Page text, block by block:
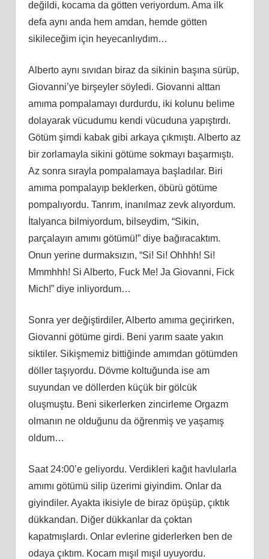
değildi, kocama da götten veriyordum. Ama ilk
defa aynı anda hem amdan, hemde götten
sikileceğim için heyecanlıydım…
Alberto aynı sıvıdan biraz da sikinin başına sürüp,
Giovanni’ye birşeyler söyledi. Giovanni alttan
amıma pompalamayı durdurdu, iki kolunu belime
dolayarak vücudumu kendi vücuduna yapıştırdı.
Götüm şimdi kabak gibi arkaya çıkmıştı. Alberto az
bir zorlamayla sikini götüme sokmayı başarmıştı.
Az sonra sırayla pompalamaya başladılar. Biri
amıma pompalayıp beklerken, öbürü götüme
pompalıyordu. Tanrım, inanılmaz zevk alıyordum.
İtalyanca bilmiyordum, bilseydim, “Sikin,
parçalayın amımı götümü!” diye bağıracaktım.
Onun yerine durmaksızın, “Si! Si! Ohhhh! Si!
Mmmhhh! Si Alberto, Fuck Me! Ja Giovanni, Fick
Mich!” diye inliyordum…
Sonra yer değiştirdiler, Alberto amıma geçirirken,
Giovanni götüme girdi. Beni yarım saate yakın
siktiler. Sikişmemiz bittiğinde amımdan götümden
döller taşıyordu. Dövme koltuğunda ise am
suyundan ve döllerden küçük bir gölcük
oluşmuştu. Beni sikerlerken zincirleme Orgazm
olmanın ne olduğunu da öğrenmiş ve yaşamış
oldum…
Saat 24:00’e geliyordu. Verdikleri kağıt havlularla
amımı götümü silip üzerimi giyindim. Onlar da
giyindiler. Ayakta ikisiyle de biraz öpüşüp, çıktık
dükkandan. Diğer dükkanlar da çoktan
kapatmışlardı. Onlar evlerine giderlerken ben de
odaya çıktım. Kocam mışıl mışıl uyuyordu.